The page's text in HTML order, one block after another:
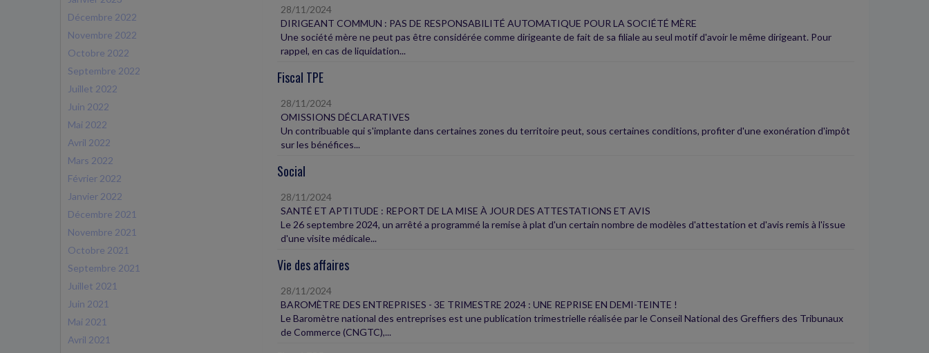
Décembre 2022
Novembre 2022
Octobre 2022
Septembre 2022
Juillet 2022
Juin 2022
Mai 2022
Avril 2022
Mars 2022
Février 2022
Janvier 2022
Décembre 2021
Novembre 2021
Octobre 2021
Septembre 2021
Juillet 2021
Juin 2021
Mai 2021
Avril 2021
28/11/2024
DIRIGEANT COMMUN : PAS DE RESPONSABILITÉ AUTOMATIQUE POUR LA SOCIÉTÉ MÈRE
Une société mère ne peut pas être considérée comme dirigeante de fait de sa filiale au seul motif d'avoir le même dirigeant. Pour
rappel, en cas de liquidation...
Fiscal TPE
28/11/2024
OMISSIONS DÉCLARATIVES
Un contribuable qui s'implante dans certaines zones du territoire peut, sous certaines conditions, profiter d'une exonération d'impôt
sur les bénéfices...
Social
28/11/2024
SANTÉ ET APTITUDE : REPORT DE LA MISE À JOUR DES ATTESTATIONS ET AVIS
Le 26 septembre 2024, un arrêté a programmé la remise à plat d'un certain nombre de modèles d'attestation et d'avis remis à l'issue
d'une visite médicale...
Vie des affaires
28/11/2024
BAROMÈTRE DES ENTREPRISES - 3E TRIMESTRE 2024 : UNE REPRISE EN DEMI-TEINTE !
Le Baromètre national des entreprises est une publication trimestrielle réalisée par le Conseil National des Greffiers des Tribunaux
de Commerce (CNGTC),...